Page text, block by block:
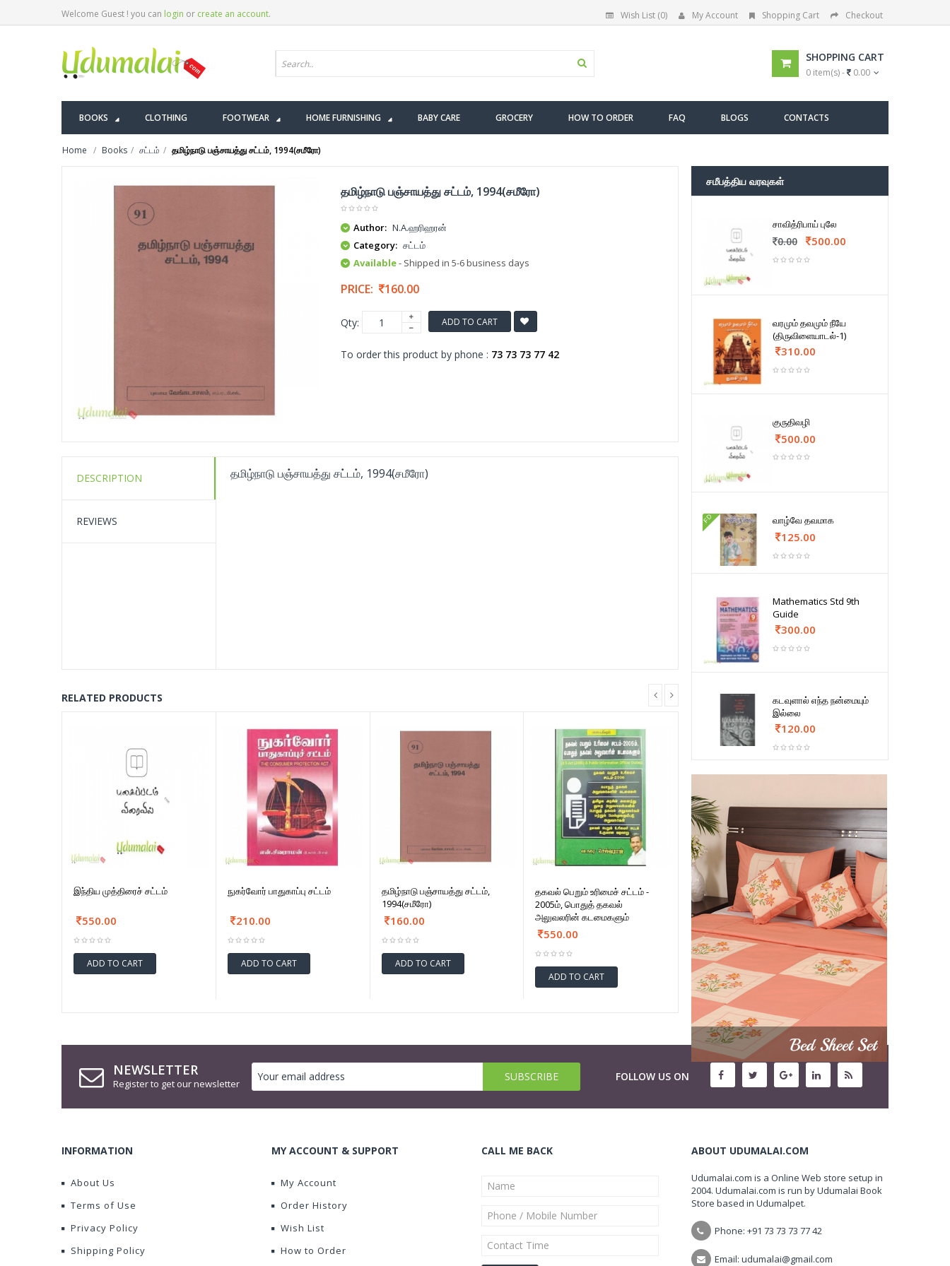
Welcome Guest ! you can login or create an account. Wish List (0) My Account Shopping Cart Checkout
SHOPPING CART
0 item(s) - 0.00
BOOKS CLOTHING FOOTWEAR HOME FURNISHING BABY CARE GROCERY HOW TO ORDER FAQ BLOGS CONTACTS
Home Books சட்டம் தமிழ்நாடு பஞ்சாயத்து சட்டம், 1994(சமீரோ)
தமிழ்நாடு பஞ்சாயத்து சட்டம், 1994(சமீரோ)
Author: N.A.ஹரிஹரன்
Category: சட்டம்
Available- Shipped in 5-6 business days
PRICE: 160.00
Qty: ADD TO CART
To order this product by phone : 73 73 73 77 42
DESCRIPTION
REVIEWS
தமிழ்நாடு பஞ்சாயத்து சட்டம், 1994(சமீரோ)
RELATED PRODUCTS
இந்திய முத்திரைச் சட்டம்
550.00
ADD TO CART
நுகர்வோர் பாதுகாப்பு சட்டம்
210.00
ADD TO CART
தமிழ்நாடு பஞ்சாயத்து சட்டம்,
1994(சமீரோ)
160.00
ADD TO CART
தகவல் பெறும் உரிமைச் சட்டம் -
2005ம், பொதுத் தகவல்
அலுவலரின் கடமைகளும்
550.00
ADD TO CART
சமீபத்திய வரவுகள்
சாவித்ரிபாய் புலே
0.00 500.00
வரமும் தவமும் நீயே
(திருவிளையாடல்-1)
310.00
குருதிவழி
500.00
FD வாழ்வே தவமாக
125.00
Mathematics Std 9th
Guide
300.00
கடவுளால் எந்த நன்மையும்
இல்லை
120.00
NEWSLETTER
Register to get our newsletter
FOLLOW US ON
INFORMATION
About Us
Terms of Use
Privacy Policy
Shipping Policy
MY ACCOUNT & SUPPORT
My Account
Order History
Wish List
How to Order
CALL ME BACK ABOUT UDUMALAI.COM
Udumalai.com is a Online Web store setup in
2004. Udumalai.com is run by Udumalai Book
Store based in Udumalpet.
Phone: +91 73 73 73 77 42
Email: udumalai@gmail.com